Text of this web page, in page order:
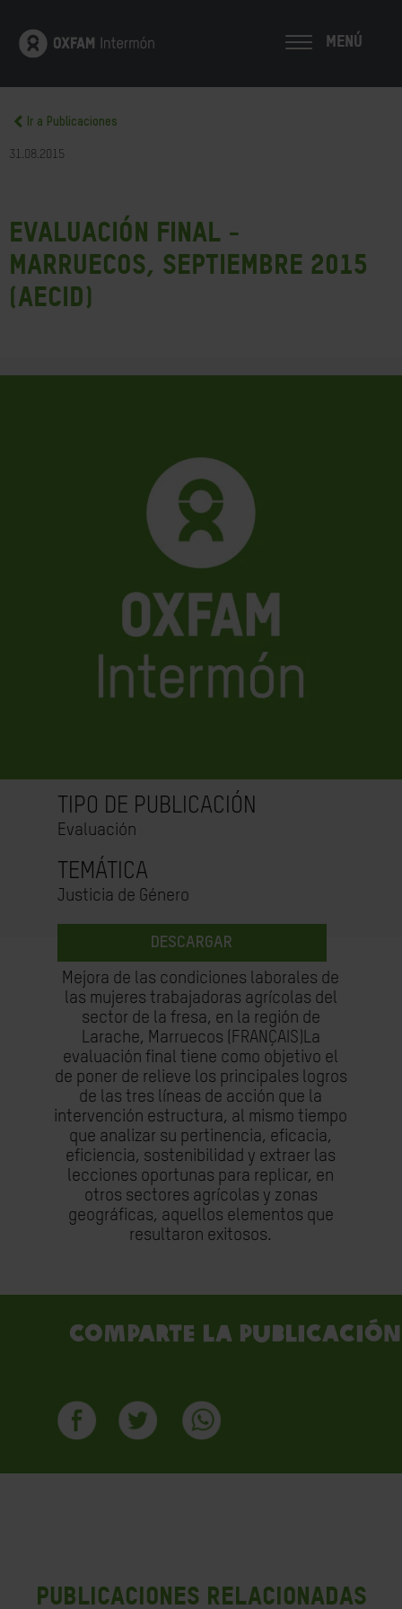
MENÚ
Ir a Publicaciones
31.08.2015
Evaluación final -
Marruecos, septiembre 2015
(AECID)
TIPO DE PUBLICACIÓN
Evaluación
TEMÁTICA
Justicia de Género
DESCARGAR
Mejora de las condiciones laborales de
las mujeres trabajadoras agrícolas del
sector de la fresa, en la región de
Larache, Marruecos (FRANÇAIS)La
evaluación final tiene como objetivo el
de poner de relieve los principales logros
de las tres líneas de acción que la
intervención estructura, al mismo tiempo
que analizar su pertinencia, eficacia,
eficiencia, sostenibilidad y extraer las
lecciones oportunas para replicar, en
otros sectores agrícolas y zonas
geográficas, aquellos elementos que
resultaron exitosos.
Comparte la publicación
PUBLICACIONES RELACIONADAS